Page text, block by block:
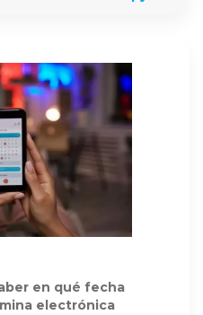
en qué fecha
electrónica